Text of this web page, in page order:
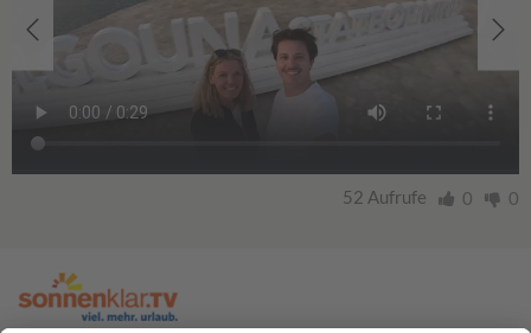
52 Aufrufe 0 0